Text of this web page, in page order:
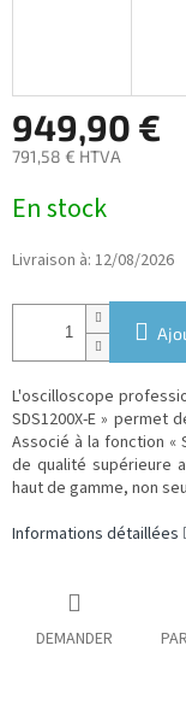
949,90 €
791,58 € HTVA
de
mesure:
En stock
Livraison à: 12/08/2026
L'oscilloscope
SDS1200X-E »
Associé à la fonction «
de qualité supérieure
haut de gamme, non
Informations détaillées
DEMANDER